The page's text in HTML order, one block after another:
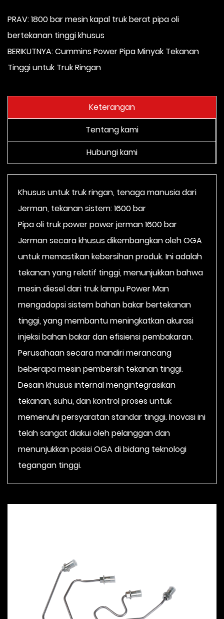
PRAV: 1800 bar mesin kapal truk berat pipa oli
bertekanan tinggi khusus
BERIKUTNYA: Cummins Power Pipa Minyak Tekanan
Tinggi untuk Truk Ringan
Keterangan
Tentang kami
Hubungi kami
Khusus untuk truk ringan, tenaga manusia dari
Jerman, tekanan sistem: 1600 bar
Pipa oli truk power power jerman 1600 bar
Jerman secara khusus dikembangkan oleh OGA
untuk memastikan kebersihan produk. Ini adalah
tekanan yang relatif tinggi, menunjukkan bahwa
mesin diesel dari truk lampu Power Man
mengadopsi sistem bahan bakar bertekanan
tinggi, yang membantu meningkatkan akurasi
injeksi bahan bakar dan efisiensi pembakaran.
Perusahaan secara mandiri merancang
beberapa mesin pembersih tekanan tinggi.
Desain khusus internal mengintegrasikan
tekanan, suhu, dan kontrol proses untuk
memenuhi persyaratan standar tinggi. Inovasi ini
telah sangat diakui oleh pelanggan dan
menunjukkan posisi OGA di bidang teknologi
tegangan tinggi.